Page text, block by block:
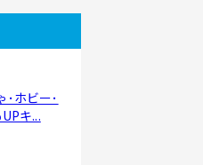
･ホビー･
キ...